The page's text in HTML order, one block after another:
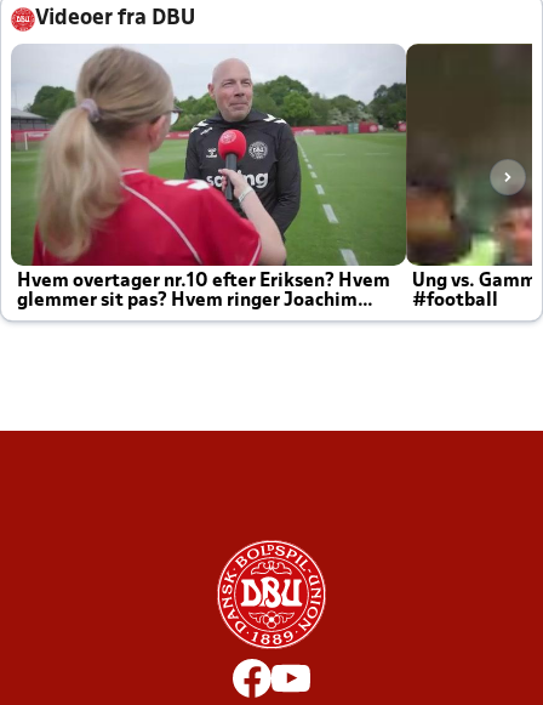
Videoer fra DBU
Hvem overtager nr.10 efter Eriksen? Hvem
glemmer sit pas? Hvem ringer Joachim
altid til efter kampe?
Ung vs.
#football